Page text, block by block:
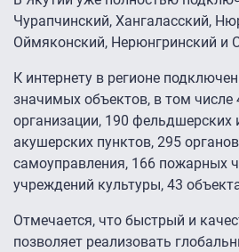
Чурапчинский, Хангаласский,
Оймяконский, Нерюнгринский и
К интернету в регионе
значимых объектов, в том числе
организации, 190
акушерских пунктов, 295
самоуправления, 166 пожарных
учреждений культуры, 43
Отмечается, что быстрый и
позволяет реализовать